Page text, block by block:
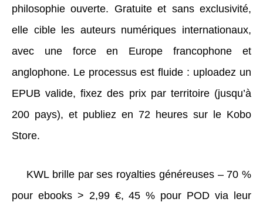
philosophie ouverte. Gratuite et sans exclusivité,
elle cible les auteurs numériques internationaux,
avec une force en Europe francophone et
anglophone. Le processus est fluide : uploadez un
EPUB valide, fixez des prix par territoire (jusqu’à
200 pays), et publiez en 72 heures sur le Kobo
Store.
KWL brille par ses royalties généreuses – 70 %
pour ebooks > 2,99 €, 45 % pour POD via leur